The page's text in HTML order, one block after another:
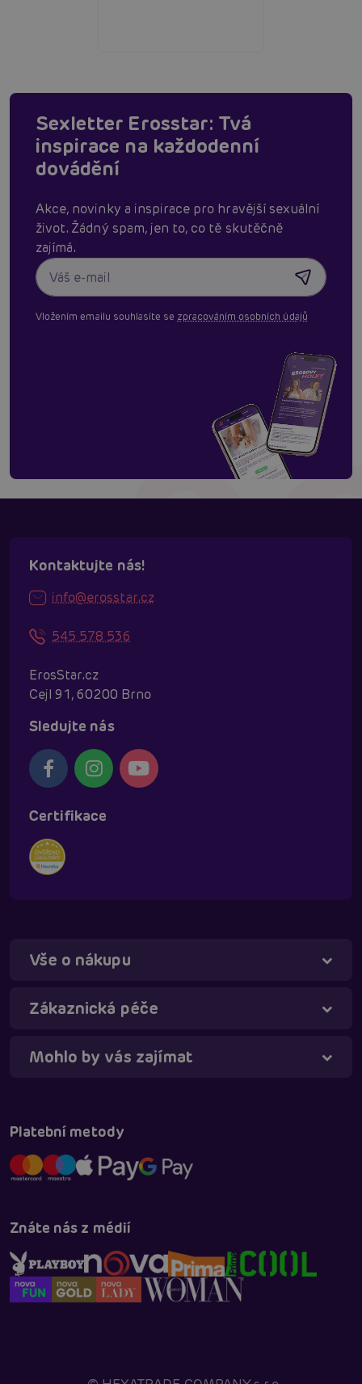
Sexletter Erosstar: Tvá
inspirace na každodenní
dovádění
Akce, novinky a inspirace pro hravější sexuální
život. Žádný spam, jen to, co tě skutěčně
zajímá.
Vložením emailu souhlasíte se zpracováním osobních údajů
Kontaktujte nás!
info@erosstar.cz
545 578 536
ErosStar.cz
Cejl 91, 60200 Brno
Sledujte nás
Certifikace
Vše o nákupu
Zákaznická péče
Mohlo by vás zajímat
Platební metody
Znáte nás z médií
Táňa - virtuální asistentka